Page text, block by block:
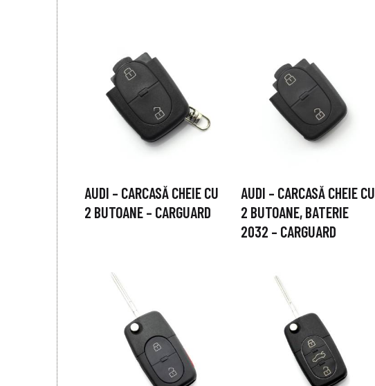
AUDI – CARCASĂ CHEIE CU
2 BUTOANE – CARGUARD
AUDI – CARCASĂ CHEIE CU
2 BUTOANE, BATERIE
2032 – CARGUARD